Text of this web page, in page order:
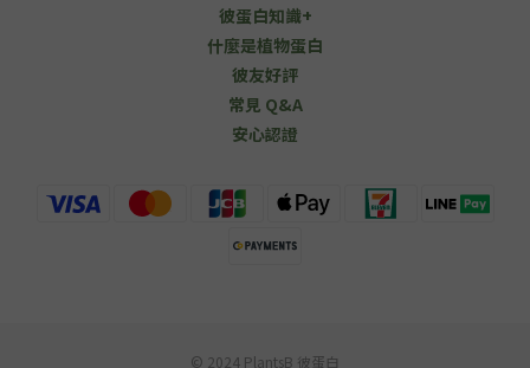
彼蛋白知識+
什麼是植物蛋白
彼友好評
常見 Q&A
安心認證
© 2024 PlantsB 彼蛋白